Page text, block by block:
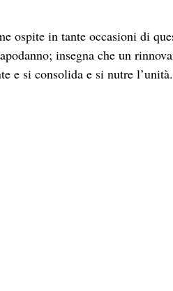
ospite in tante occasioni di
insegna che un
e si consolida e si nutre l’unità.